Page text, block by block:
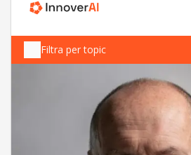
Filtra per topic